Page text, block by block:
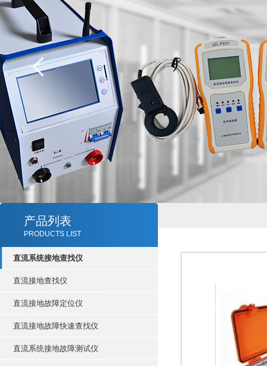
产品列表
PRODUCTS LIST
直流系统接地查找仪
直流接地查找仪
直流接地故障定位仪
直流接地故障快速查找仪
直流系统接地故障测试仪